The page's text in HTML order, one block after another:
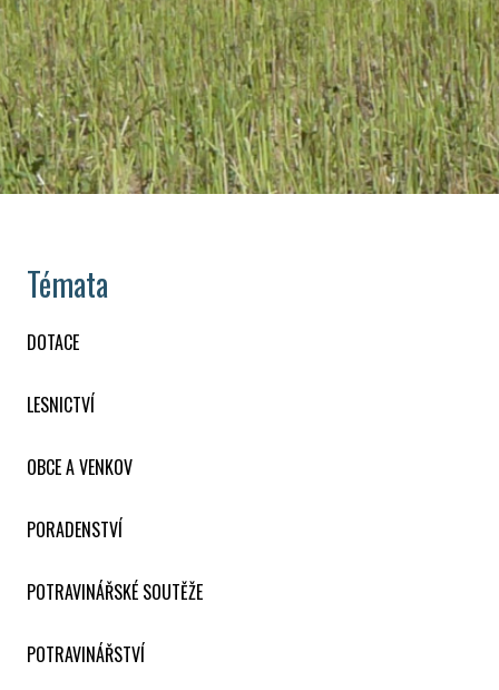
Témata
DOTACE
LESNICTVÍ
OBCE A VENKOV
PORADENSTVÍ
POTRAVINÁŘSKÉ SOUTĚŽE
POTRAVINÁŘSTVÍ